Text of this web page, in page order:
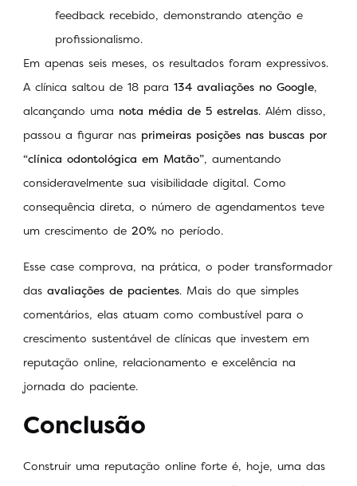
feedback recebido, demonstrando atenção e
profissionalismo.
Em apenas seis meses, os resultados foram expressivos.
A clínica saltou de 18 para 134 avaliações no Google,
alcançando uma nota média de 5 estrelas. Além disso,
passou a figurar nas primeiras posições nas buscas por
“clínica odontológica em Matão”, aumentando
consideravelmente sua visibilidade digital. Como
consequência direta, o número de agendamentos teve
um crescimento de 20% no período.
Esse case comprova, na prática, o poder transformador
das avaliações de pacientes. Mais do que simples
comentários, elas atuam como combustível para o
crescimento sustentável de clínicas que investem em
reputação online, relacionamento e excelência na
jornada do paciente.
Conclusão
Construir uma reputação online forte é, hoje, uma das